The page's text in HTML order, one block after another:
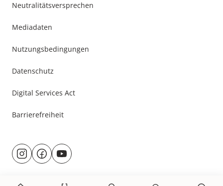
Neutralitätsversprechen
Mediadaten
Nutzungsbedingungen
Datenschutz
Digital Services Act
Barrierefreiheit
Besuche
uns@rund.ums.baby
facebook.com/rundumsbaby.de
youtube.com/@rundumsbaby_